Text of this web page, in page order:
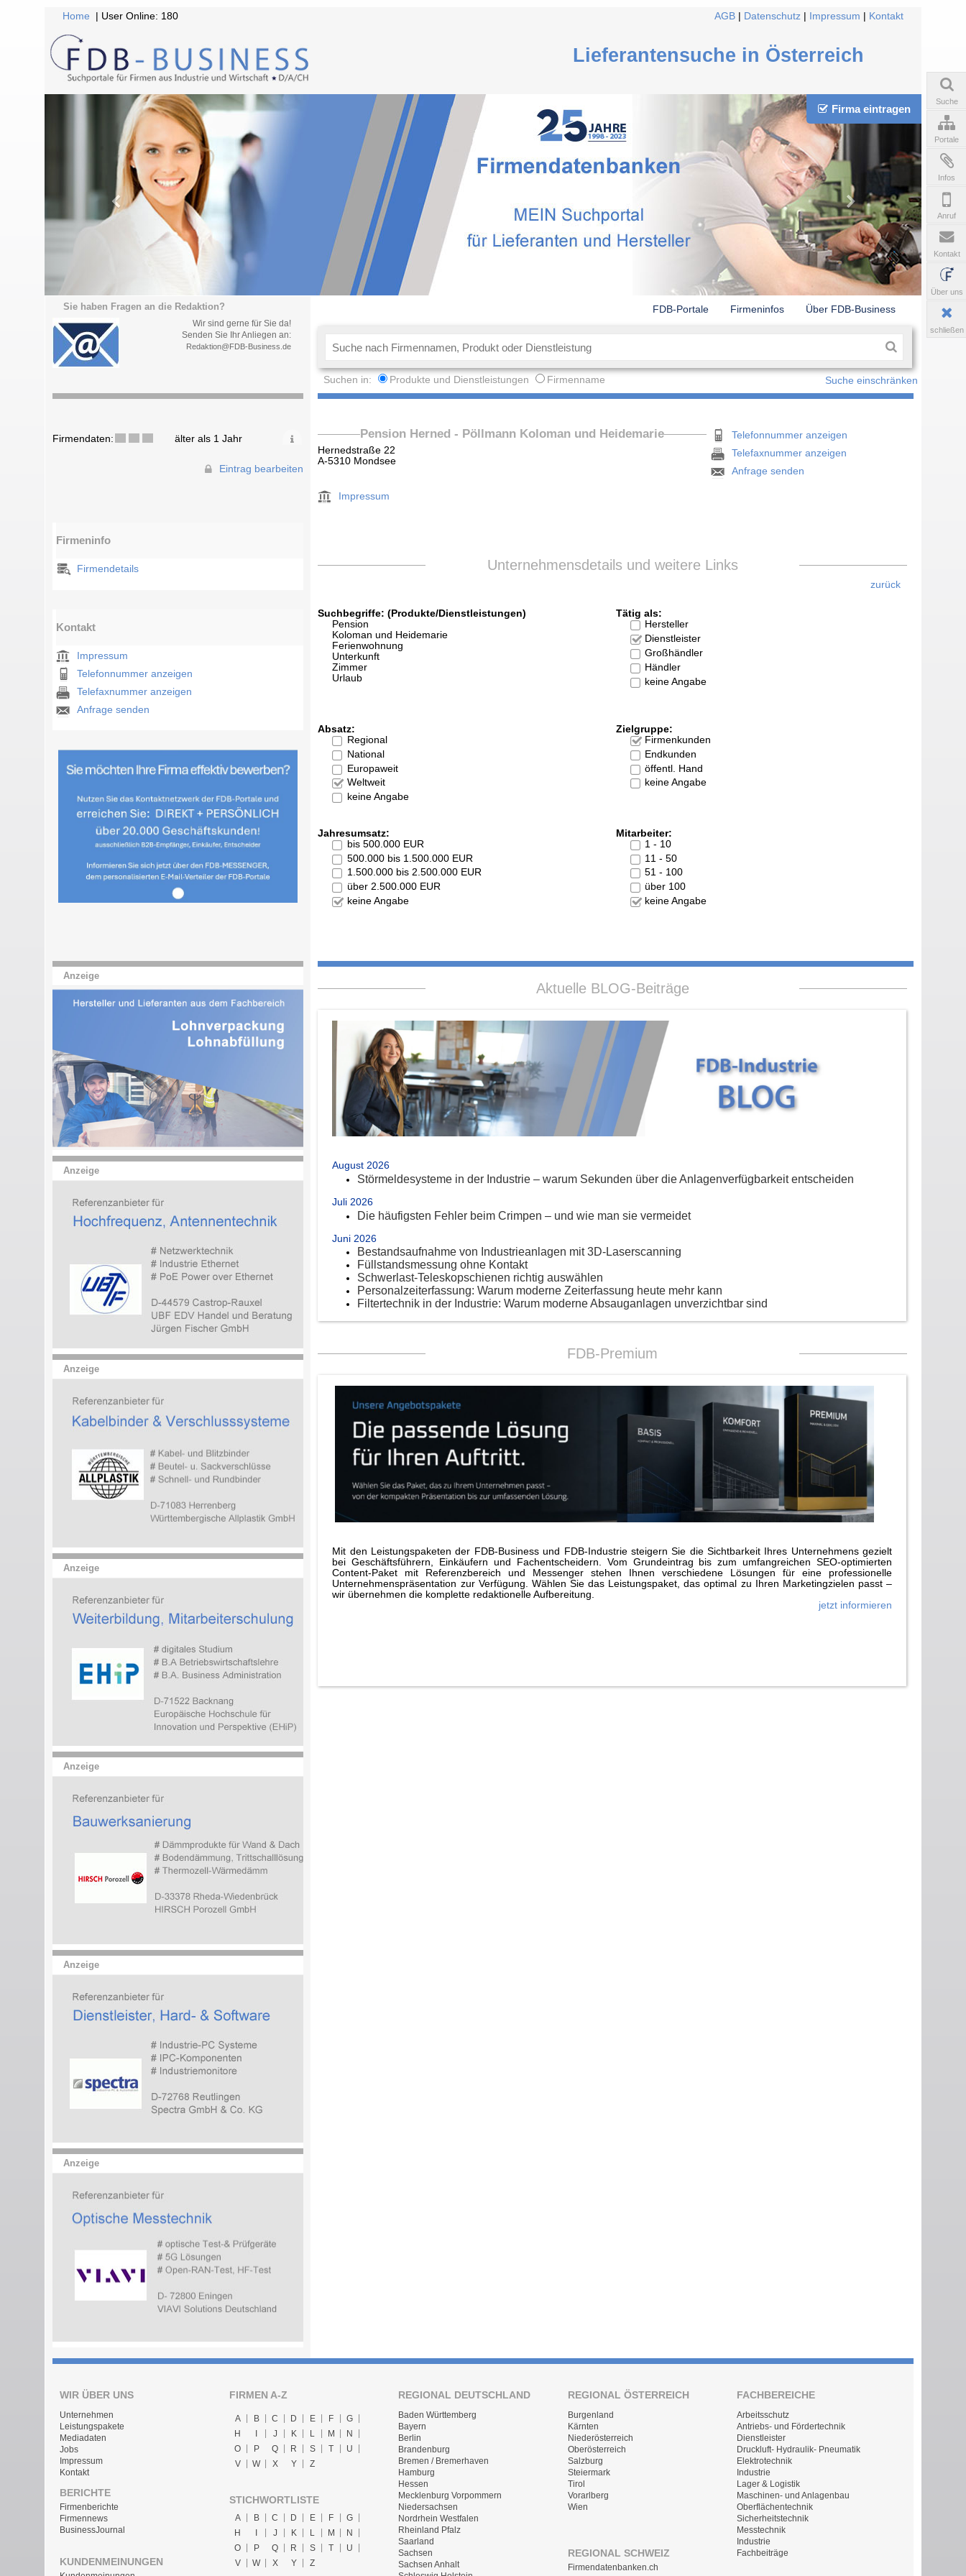
Home | User Online: 180 AGB Datenschutz Impressum Kontakt
Lieferantensuche in Österreich
Firma eintragen
Sie haben Fragen an die Redaktion?
Wir sind gerne für Sie da!
Senden Sie Ihr Anliegen an:
Redaktion@FDB-Business.de
FDB-Portale Firmeninfos Über FDB-Business
Suchen in: Produkte und Dienstleistungen Firmenname Suche einschränken
Firmendaten: älter als 1 Jahr
Eintrag bearbeiten
Firmeninfo
Firmendetails
Kontakt
Impressum
Telefonnummer anzeigen
Telefaxnummer anzeigen
Anfrage senden
Anzeige
Anzeige
Anzeige
Anzeige
Anzeige
Anzeige
Anzeige
Pension Herned - Pöllmann Koloman und Heidemarie
Hernedstraße 22
A-5310 Mondsee
Impressum
Telefonnummer anzeigen
Telefaxnummer anzeigen
Anfrage senden
Unternehmensdetails und weitere Links
zurück
Suchbegriffe: (Produkte/Dienstleistungen)
Pension
Koloman und Heidemarie
Ferienwohnung
Unterkunft
Zimmer
Urlaub
Tätig als:
Hersteller
Dienstleister
Großhändler
Händler
keine Angabe
Absatz:
Regional
National
Europaweit
Weltweit
keine Angabe
Zielgruppe:
Firmenkunden
Endkunden
öffentl. Hand
keine Angabe
Jahresumsatz:
bis 500.000 EUR
500.000 bis 1.500.000 EUR
1.500.000 bis 2.500.000 EUR
über 2.500.000 EUR
keine Angabe
Mitarbeiter:
1 - 10
11 - 50
51 - 100
über 100
keine Angabe
Aktuelle BLOG-Beiträge
August 2026
Störmeldesysteme in der Industrie – warum Sekunden über die Anlagenverfügbarkeit entscheiden
Juli 2026
Die häufigsten Fehler beim Crimpen – und wie man sie vermeidet
Juni 2026
Bestandsaufnahme von Industrieanlagen mit 3D-Laserscanning
Füllstandsmessung ohne Kontakt
Schwerlast-Teleskopschienen richtig auswählen
Personalzeiterfassung: Warum moderne Zeiterfassung heute mehr kann
Filtertechnik in der Industrie: Warum moderne Absauganlagen unverzichtbar sind
FDB-Premium
Mit den Leistungspaketen der FDB-Business und FDB-Industrie steigern Sie die Sichtbarkeit Ihres Unternehmens gezielt
bei Geschäftsführern, Einkäufern und Fachentscheidern. Vom Grundeintrag bis zum umfangreichen SEO-optimierten
Content-Paket mit Referenzbereich und Messenger stehen Ihnen verschiedene Lösungen für eine professionelle
Unternehmenspräsentation zur Verfügung. Wählen Sie das Leistungspaket, das optimal zu Ihren Marketingzielen passt –
wir übernehmen die komplette redaktionelle Aufbereitung.
jetzt informieren
WIR ÜBER UNS
Unternehmen
Leistungspakete
Mediadaten
Jobs
Impressum
Kontakt
BERICHTE
Firmenberichte
Firmennews
BusinessJournal
KUNDENMEINUNGEN
FIRMEN A-Z
A B C D E F
G
H
I J K L M
N
O
P Q R S T
U
V
W X Y Z
STICHWORTLISTE
A B C D E F
G
H
J K L M
N
O
P Q R S T
U
V
W X Y Z
REGIONAL DEUTSCHLAND
Baden Württemberg
Bayern
Berlin
Brandenburg
Bremen / Bremerhaven
Hamburg
Hessen
Mecklenburg Vorpommern
Niedersachsen
Nordrhein Westfalen
Rheinland Pfalz
Saarland
Sachsen
Sachsen Anhalt
REGIONAL ÖSTERREICH
Burgenland
Kärnten
Niederösterreich
Oberösterreich
Salzburg
Steiermark
Tirol
Vorarlberg
Wien
REGIONAL SCHWEIZ
Firmendatenbanken.ch
FACHBEREICHE
Arbeitsschutz
Antriebs- und Fördertechnik
Dienstleister
Druckluft- Hydraulik- Pneumatik
Elektrotechnik
Industrie
Lager & Logistik
Maschinen- und Anlagenbau
Oberflächentechnik
Sicherheitstechnik
Messtechnik
Industrie
Fachbeiträge
Suche
Portale
Infos
Anruf
Kontakt
Über uns
schließen